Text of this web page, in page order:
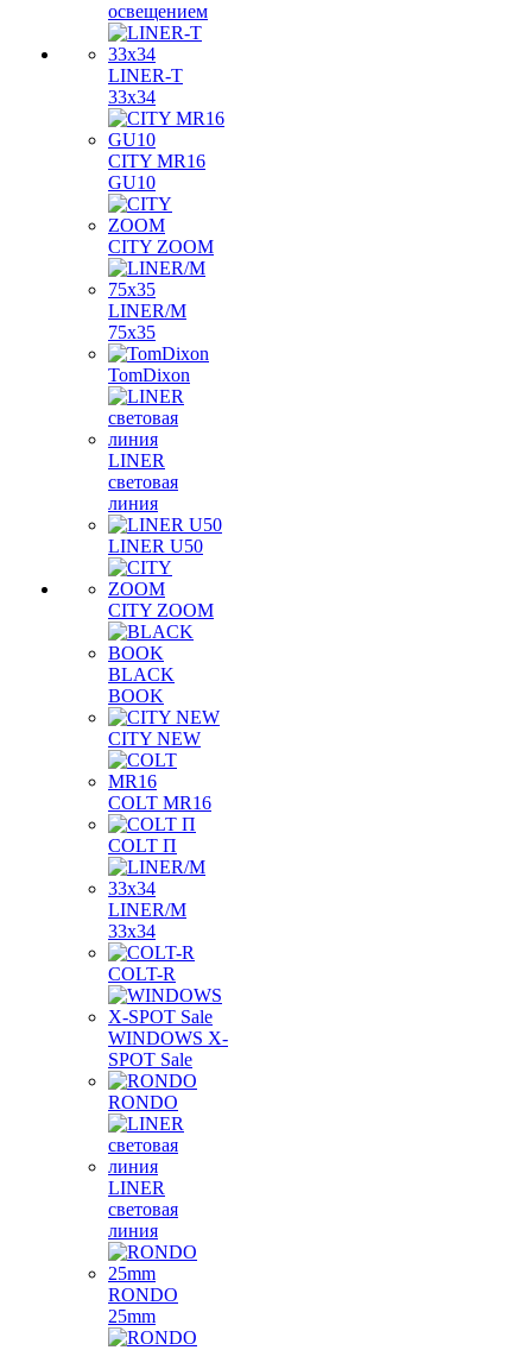
освещением
LINER-T
33x34
CITY MR16
GU10
CITY ZOOM
LINER/M
75х35
TomDixon
LINER
световая
линия
LINER U50
CITY ZOOM
BLACK
BOOK
CITY NEW
COLT MR16
COLT П
LINER/М
33х34
COLT-R
WINDOWS X-
SPOT Sale
RONDO
LINER
световая
линия
RONDO
25mm